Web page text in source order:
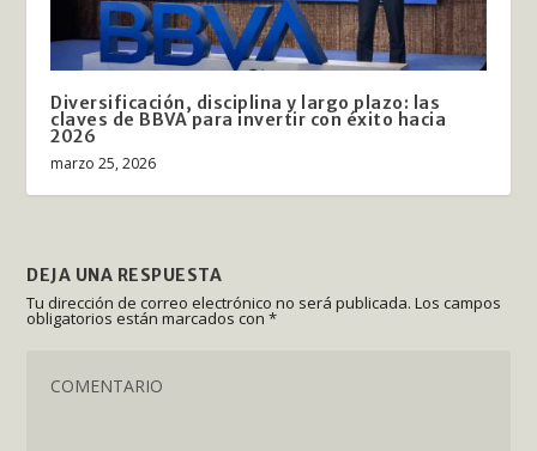
Diversificación, disciplina y largo plazo: las
claves de BBVA para invertir con éxito hacia
2026
marzo 25, 2026
DEJA UNA RESPUESTA
Tu dirección de correo electrónico no será publicada. Los campos
obligatorios están marcados con*